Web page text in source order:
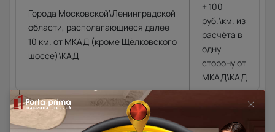
Города Московской\Ленинградской
области, располагающиеся далее
10 км. от МКАД (кроме Щёлковского
шоссе)\КАД
+ 100
руб.\км. из
расчёта в
одну
сторону от
МКАД\КАД
Доставка в регионы осуществляется по тарифам нашего
дилера в данном регионе или, при заказе через запрос с